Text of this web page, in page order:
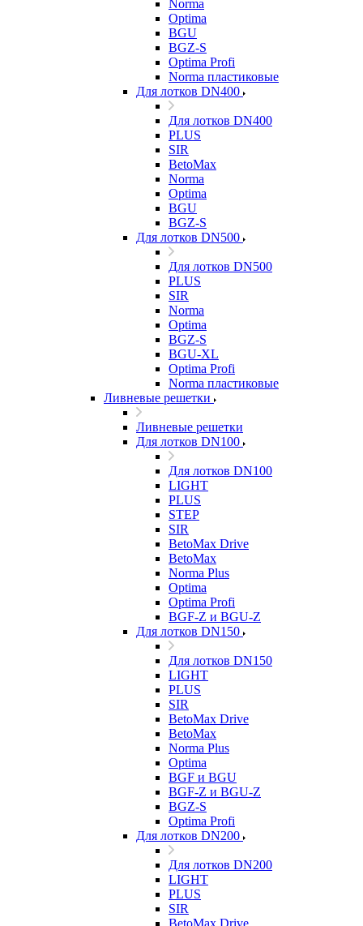
Norma
Optima
BGU
BGZ-S
Optima Profi
Norma пластиковые
Для лотков DN400
Для лотков DN400
PLUS
SIR
BetoMax
Norma
Optima
BGU
BGZ-S
Для лотков DN500
Для лотков DN500
PLUS
SIR
Norma
Optima
BGZ-S
BGU-XL
Optima Profi
Norma пластиковые
Ливневые решетки
Ливневые решетки
Для лотков DN100
Для лотков DN100
LIGHT
PLUS
STEP
SIR
BetoMax Drive
BetoMax
Norma Plus
Optima
Optima Profi
BGF-Z и BGU-Z
Для лотков DN150
Для лотков DN150
LIGHT
PLUS
SIR
BetoMax Drive
BetoMax
Norma Plus
Optima
BGF и BGU
BGF-Z и BGU-Z
BGZ-S
Optima Profi
Для лотков DN200
Для лотков DN200
LIGHT
PLUS
SIR
BetoMax Drive